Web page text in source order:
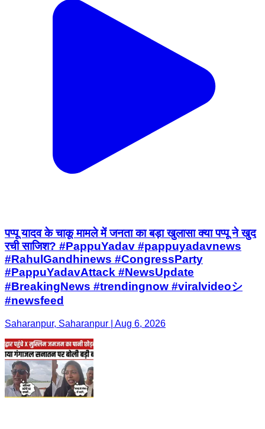
पप्पू यादव के चाकू मामले में जनता का बड़ा खुलासा क्या पप्पू ने खुद
रची साजिश? #PappuYadav #pappuyadavnews
#RahulGandhinews #CongressParty
#PappuYadavAttack #NewsUpdate
#BreakingNews #trendingnow #viralvideoシ
#newsfeed
Saharanpur, Saharanpur | Aug 6, 2026